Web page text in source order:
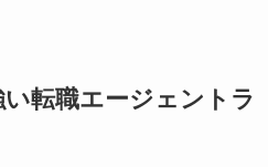
転職エージェントラ